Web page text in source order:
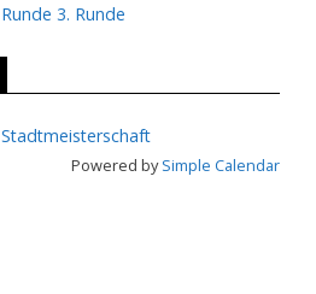
Runde 3. Runde
Stadtmeisterschaft
Powered bySimple Calendar